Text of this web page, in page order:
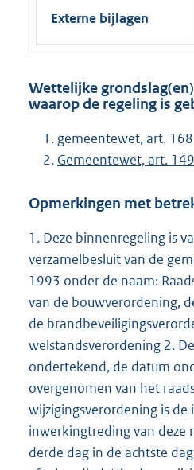
Externe bijlagen
Wettelijke
waarop de regeling is
gemeentewet, art.
Gemeentewet, art.
Opmerkingen met
1. Deze binnenregeling is
verzamelbesluit van de
1993 onder de naam:
van de bouwverordening,
de
welstandsverordening 2.
ondertekend, de datum
overgenomen van het
wijzigingsverordening is de
inwerkingtreding van deze
derde dag in de achtste